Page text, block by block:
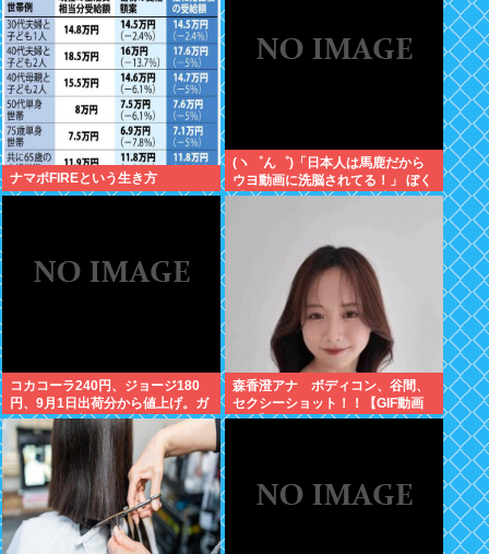
ナマポFIREという生き方
(ヽ゜ん゜)「日本人は馬鹿だから
ウヨ動画に洗脳されてる！」 ぼく
「じゃあサヨ動画で逆に洗脳すれ
コカコーラ240円、ジョージ180
円、9月1日出荷分から値上げ。ガ
ソリンより高いとか意味不明すぎ
る
森香澄アナ ボディコン、谷間、
セクシーショット！！【GIF動画
あり】